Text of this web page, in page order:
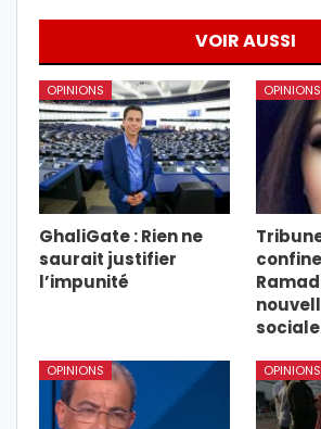
VOIR AUSSI
OPINIONS
GhaliGate : Rien ne
saurait justifier
l’impunité
OPINIONS
sociale
OPINIONS OPINIONS